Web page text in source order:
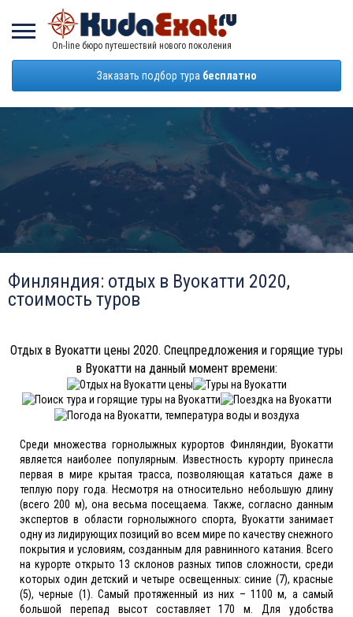
On-line бюро путешествий нового поколения
Заказать подбор тура бесплатно
Финляндия: отдых в Вуокатти 2020,
стоимость туров
Отдых в Вуокатти цены 2020. Спецпредложения и горящие туры
в Вуокатти на данный момент времени:
Среди множества горнолыжных курортов Финляндии, Вуокатти
является наиболее популярным. Известность курорту принесла
первая в мире крытая трасса, позволяющая кататься даже в
теплую пору года. Несмотря на относительно небольшую длину
(всего 200 м), она весьма посещаема. Также, согласно данным
экспертов в области горнолыжного спорта, Вуокатти занимает
одну из лидирующих позиций во всем мире по качеству снежного
покрытия и условиям, созданным для равнинного катания. Всего
на курорте открыто 13 склонов разных типов сложности, среди
которых один детский и четыре освещенных: синие (7), красные
(5), черные (1). Самый протяженный из них – 1100 м, а самый
большой перепад высот составляет 170 м. Для удобства